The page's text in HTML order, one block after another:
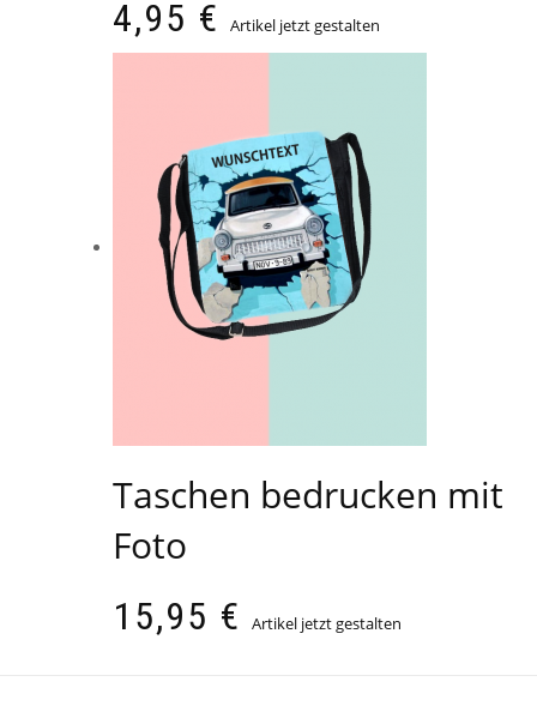
4,95 € Artikel jetzt gestalten
Taschen bedrucken mit
Foto
15,95 € Artikel jetzt gestalten